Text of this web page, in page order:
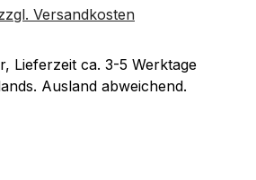
Versandkosten
Lieferzeit ca. 3-5 Werktage
Ausland abweichend.